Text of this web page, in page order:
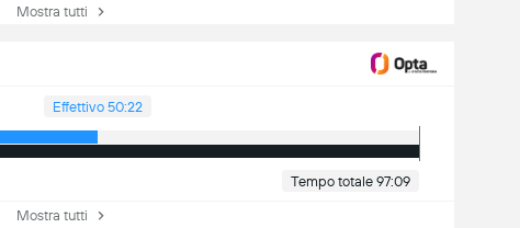
Mostra tutti
Effettivo 50:22
Tempo totale 97:09
Mostra tutti